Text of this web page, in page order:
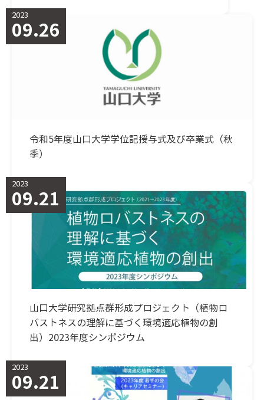
2023
09.26
令和5年度山口大学学位記授与式及び卒業式（秋
季）
2023
09.21
山口大学研究拠点群形成プロジェクト（植物ロ
バストネスの理解に基づく環境適応植物の創
出）2023年度シンポジウム
2023
09.21